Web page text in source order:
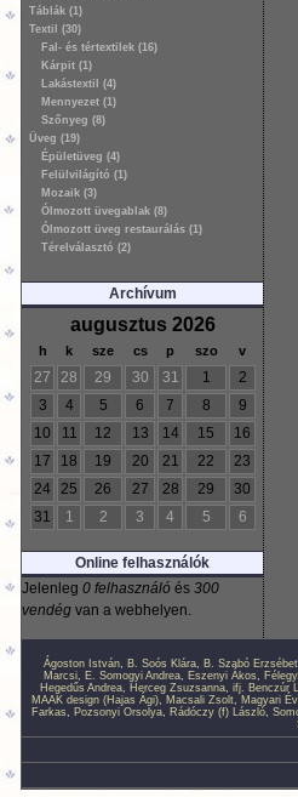
Táblák (1)
Textil (30)
Fal- és tértextilek (16)
Kárpit (1)
Lakástextil (4)
Mennyezet (1)
Szőnyeg (8)
Üveg (19)
Épületüveg (4)
Felülvilágító (1)
Mozaik (3)
Ólmozott üvegablak (8)
Ólmozott üveg restaurálás (1)
Térelválasztó (2)
Archívum
augusztus 2026
h k sze cs p szo v
27 28 29 30 31 1
2
3
4 5 6 7 8
9
10
11 12 13 14 15
16
17
18 19 20 21 22
23
24
25 26 27 28 29
30
31
1 2 3 4 5 6
Online felhasználók
Jelenleg 0 felhasználó és 300
vendég van a webhelyen.
Ágoston István, B. Soós Klára, B. Szabó Erzsébet
Marcsi, E. Somogyi Andrea, Eszenyi Ákos,
Hegedűs Andrea, Herceg Zsuzsanna, ifj. Benczúr
MAAK design (Hajas Ági), Macsali Zsolt, Magyari
Farkas, Pozsonyi Orsolya, Rádóczy (f) László,